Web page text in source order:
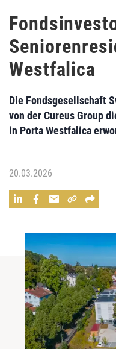
Westfalica
Die Fondsgesellschaft
von der Cureus Group
in Porta Westfalica
20.03.2026